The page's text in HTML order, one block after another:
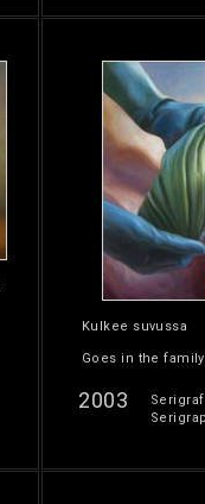
Kulkee suvussa
Goes in the family
2003